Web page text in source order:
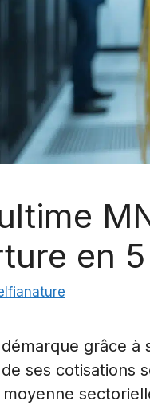
en
grâce à
ses cotisations